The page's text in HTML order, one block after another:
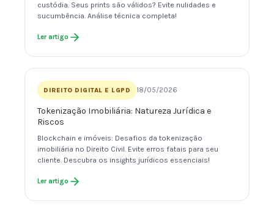
custódia. Seus prints são válidos? Evite nulidades e
sucumbência. Análise técnica completa!
Ler artigo
DIREITO DIGITAL E LGPD 18/05/2026
Tokenização Imobiliária: Natureza Jurídica e
Riscos
Blockchain e imóveis: Desafios da tokenização
imobiliária no Direito Civil. Evite erros fatais para seu
cliente. Descubra os insights jurídicos essenciais!
Ler artigo